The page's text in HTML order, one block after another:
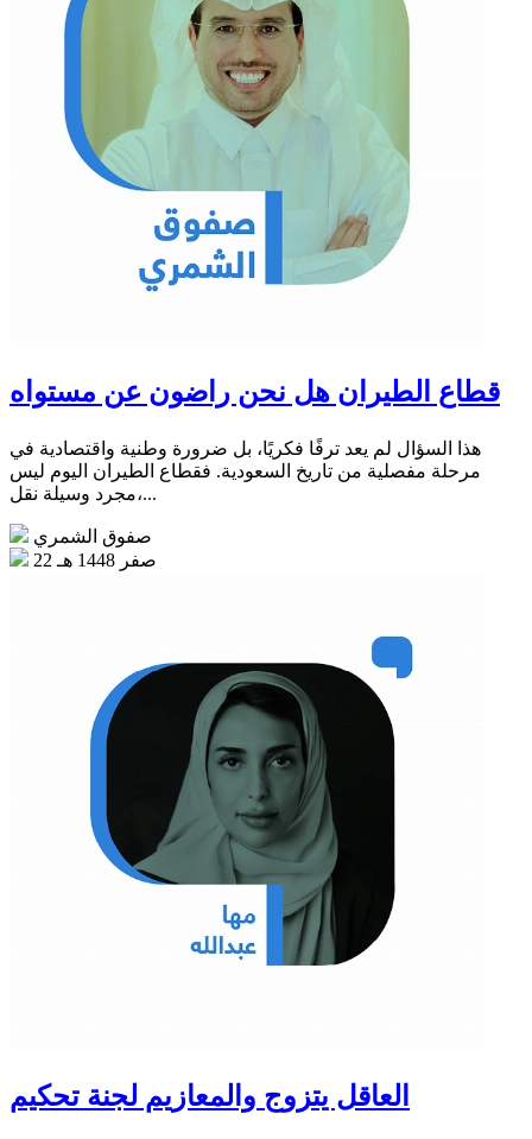
قطاع الطيران هل نحن راضون عن مستواه
هذا السؤال لم يعد ترفًا فكريًا، بل ضرورة وطنية واقتصادية في
مرحلة مفصلية من تاريخ السعودية. فقطاع الطيران اليوم ليس
مجرد وسيلة نقل،...
صفوق الشمري
22 صفر 1448 هـ
العاقل يتزوج والمعازيم لجنة تحكيم